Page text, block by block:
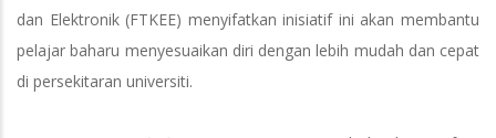
dan Elektronik (FTKEE) menyifatkan inisiatif ini akan membantu
pelajar baharu menyesuaikan diri dengan lebih mudah dan cepat
di persekitaran universiti.